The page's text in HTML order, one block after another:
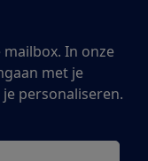
In onze
met je
personaliseren.